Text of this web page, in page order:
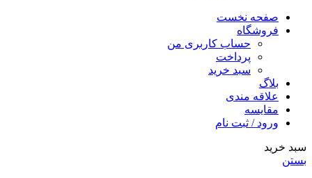
صفحه نخست
فروشگاه
حساب کاربری من
پرداخت
سبد خرید
بلاگ
علاقه مندی
مقایسه
ورود / ثبت نام
سبد خرید
بستن